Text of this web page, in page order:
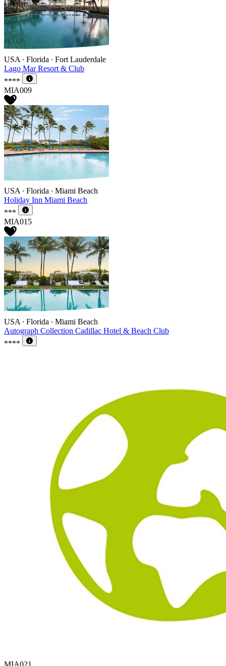
USA ∙ Florida ∙ Fort Lauderdale
Lago Mar Resort & Club
****
MIA009
USA ∙ Florida ∙ Miami Beach
Holiday Inn Miami Beach
***
MIA015
USA ∙ Florida ∙ Miami Beach
Autograph Collection Cadillac Hotel & Beach Club
****
MIA021